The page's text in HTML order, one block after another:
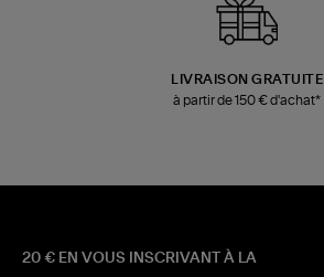
LIVRAISON GRATUITE
à partir de 150 € d'achat*
20 € EN VOUS INSCRIVANT À LA